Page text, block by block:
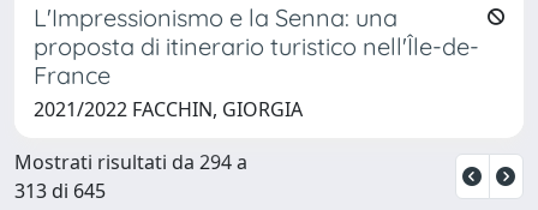
L'Impressionismo e la Senna: una
proposta di itinerario turistico nell'Île-de-
France
2021/2022 FACCHIN, GIORGIA
Mostrati risultati da 294 a
313 di 645